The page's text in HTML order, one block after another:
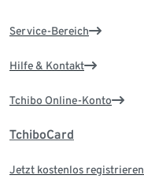
Service-Bereich
Hilfe & Kontakt
Tchibo Online-Konto
TchiboCard
Jetzt kostenlos registrieren